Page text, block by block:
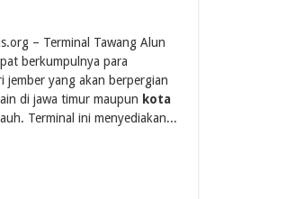
– Terminal Tawang Alun
berkumpulnya para
jember yang akan berpergian
di jawa timur maupun kota
Terminal ini menyediakan...